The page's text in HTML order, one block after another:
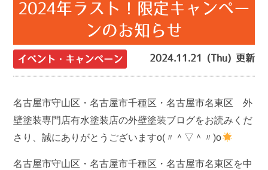
2024年ラスト！限定キャンペー
ンのお知らせ
イベント・キャンペーン 2024.11.21 (Thu) 更新
名古屋市守山区・名古屋市千種区・名古屋市名東区 外
壁塗装専門店有水塗装店の外壁塗装ブログをお読みくだ
さり、誠にありがとうございますo(〃＾▽＾〃)o
名古屋市守山区・名古屋市千種区・名古屋市名東区を中